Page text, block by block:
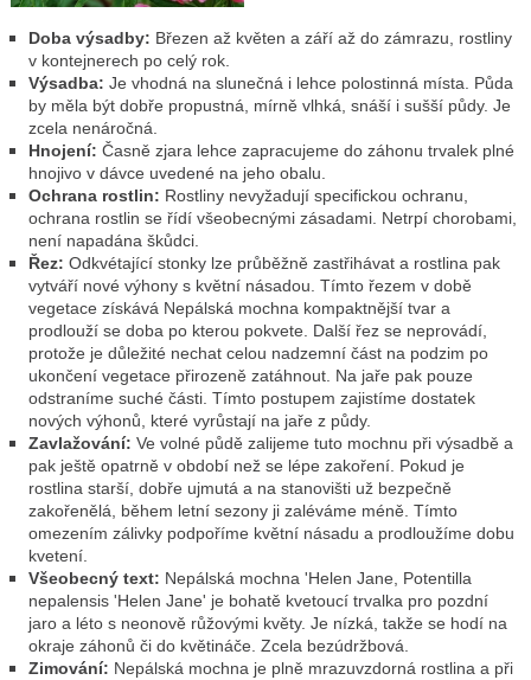
Doba výsadby: Březen až květen a září až do zámrazu, rostliny
v kontejnerech po celý rok.
Výsadba: Je vhodná na slunečná i lehce polostinná místa. Půda
by měla být dobře propustná, mírně vlhká, snáší i sušší půdy. Je
zcela nenáročná.
Hnojení: Časně zjara lehce zapracujeme do záhonu trvalek plné
hnojivo v dávce uvedené na jeho obalu.
Ochrana rostlin: Rostliny nevyžadují specifickou ochranu,
ochrana rostlin se řídí všeobecnými zásadami. Netrpí chorobami,
není napadána škůdci.
Řez: Odkvétající stonky lze průběžně zastřihávat a rostlina pak
vytváří nové výhony s květní násadou. Tímto řezem v době
vegetace získává Nepálská mochna kompaktnější tvar a
prodlouží se doba po kterou pokvete. Další řez se neprovádí,
protože je důležité nechat celou nadzemní část na podzim po
ukončení vegetace přirozeně zatáhnout. Na jaře pak pouze
odstraníme suché části. Tímto postupem zajistíme dostatek
nových výhonů, které vyrůstají na jaře z půdy.
Zavlažování: Ve volné půdě zalijeme tuto mochnu při výsadbě a
pak ještě opatrně v období než se lépe zakoření. Pokud je
rostlina starší, dobře ujmutá a na stanovišti už bezpečně
zakořenělá, během letní sezony ji zaléváme méně. Tímto
omezením zálivky podpoříme květní násadu a prodloužíme dobu
kvetení.
Všeobecný text: Nepálská mochna 'Helen Jane, Potentilla
nepalensis 'Helen Jane' je bohatě kvetoucí trvalka pro pozdní
jaro a léto s neonově růžovými květy. Je nízká, takže se hodí na
okraje záhonů či do květináče. Zcela bezúdržbová.
Zimování: Nepálská mochna je plně mrazuvzdorná rostlina a při